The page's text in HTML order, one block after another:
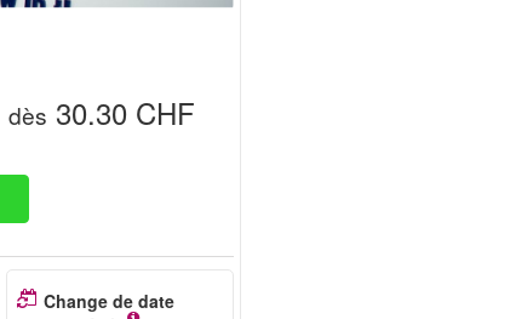
dès 30.30 CHF
Change de date